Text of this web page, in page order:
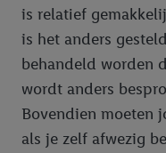
is relatief
is het anders
behandeld worden
wordt anders
Bovendien moeten
als je zelf afwezig